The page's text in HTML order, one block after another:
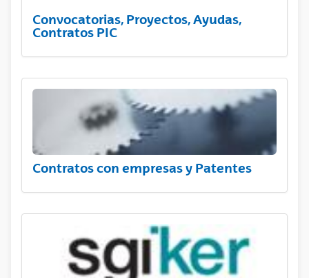
Convocatorias, Proyectos, Ayudas,
Contratos PIC
Contratos con empresas y Patentes